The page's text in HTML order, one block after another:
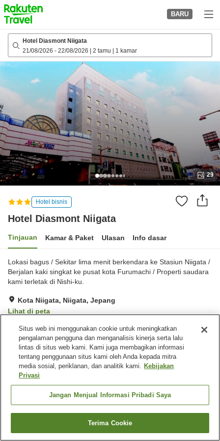
to
top
page
BARU
Hotel Diasmont Niigata
21/08/2026 - 22/08/2026 2 tamu 1 kamar
29
Hotel bisnis
Hotel Diasmont Niigata
Tinjauan Kamar & Paket Ulasan Info dasar
Lokasi bagus / Sekitar lima menit berkendara ke Stasiun Niigata /
Berjalan kaki singkat ke pusat kota Furumachi / Properti saudara
kami terletak di Nishi-ku.
Kota Niigata, Niigata, Jepang
Lihat di peta
Hebat Ulasan:189
Fasilitas properti
Tempat parkir
Spa / Salon kecantikan
Mesin penjual otomatis
Beranda Jepang Niigata
Kota Niigata
Hotel Diasmont Niigata
Cari kamar
Situs web ini menggunakan cookie untuk meningkatkan
pengalaman pengguna dan menganalisis kinerja serta lalu
lintas di situs web kami. Kami juga membagikan informasi
tentang penggunaan situs kami oleh Anda kepada mitra
media sosial, periklanan, dan analitik kami. Kebijakan
Privasi
Jangan Menjual Informasi Pribadi Saya
Terima Cookie